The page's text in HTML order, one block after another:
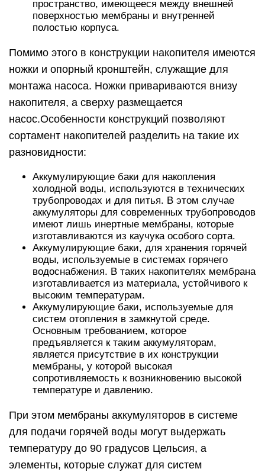
пространство, имеющееся между внешней
поверхностью мембраны и внутренней
полостью корпуса.
Помимо этого в конструкции накопителя имеются
ножки и опорный кронштейн, служащие для
монтажа насоса. Ножки привариваются внизу
накопителя, а сверху размещается
насос.Особенности конструкций позволяют
сортамент накопителей разделить на такие их
разновидности:
Аккумулирующие баки для накопления
холодной воды, используются в технических
трубопроводах и для питья. В этом случае
аккумуляторы для современных трубопроводов
имеют лишь инертные мембраны, которые
изготавливаются из каучука особого сорта.
Аккумулирующие баки, для хранения горячей
воды, используемые в системах горячего
водоснабжения. В таких накопителях мембрана
изготавливается из материала, устойчивого к
высоким температурам.
Аккумулирующие баки, используемые для
систем отопления в замкнутой среде.
Основным требованием, которое
предъявляется к таким аккумуляторам,
является присутствие в их конструкции
мембраны, у которой высокая
сопротивляемость к возникновению высокой
температуре и давлению.
При этом мембраны аккумуляторов в системе
для подачи горячей воды могут выдержать
температуру до 90 градусов Цельсия, а
элементы, которые служат для систем